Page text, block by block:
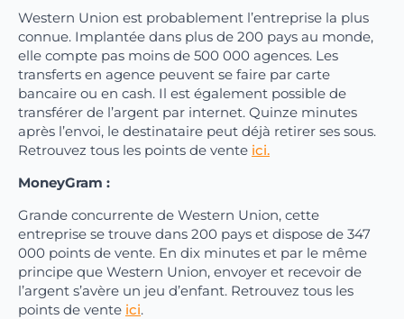
Western Union est probablement l’entreprise la plus
connue. Implantée dans plus de 200 pays au monde,
elle compte pas moins de 500 000 agences. Les
transferts en agence peuvent se faire par carte
bancaire ou en cash. Il est également possible de
transférer de l’argent par internet. Quinze minutes
après l’envoi, le destinataire peut déjà retirer ses sous.
Retrouvez tous les points de vente ici.
MoneyGram :
Grande concurrente de Western Union, cette
entreprise se trouve dans 200 pays et dispose de 347
000 points de vente. En dix minutes et par le même
principe que Western Union, envoyer et recevoir de
l’argent s’avère un jeu d’enfant. Retrouvez tous les
points de vente ici.